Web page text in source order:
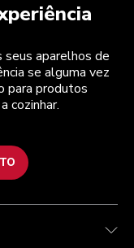
aparelhos de
se alguma vez
para produtos
cozinhar.